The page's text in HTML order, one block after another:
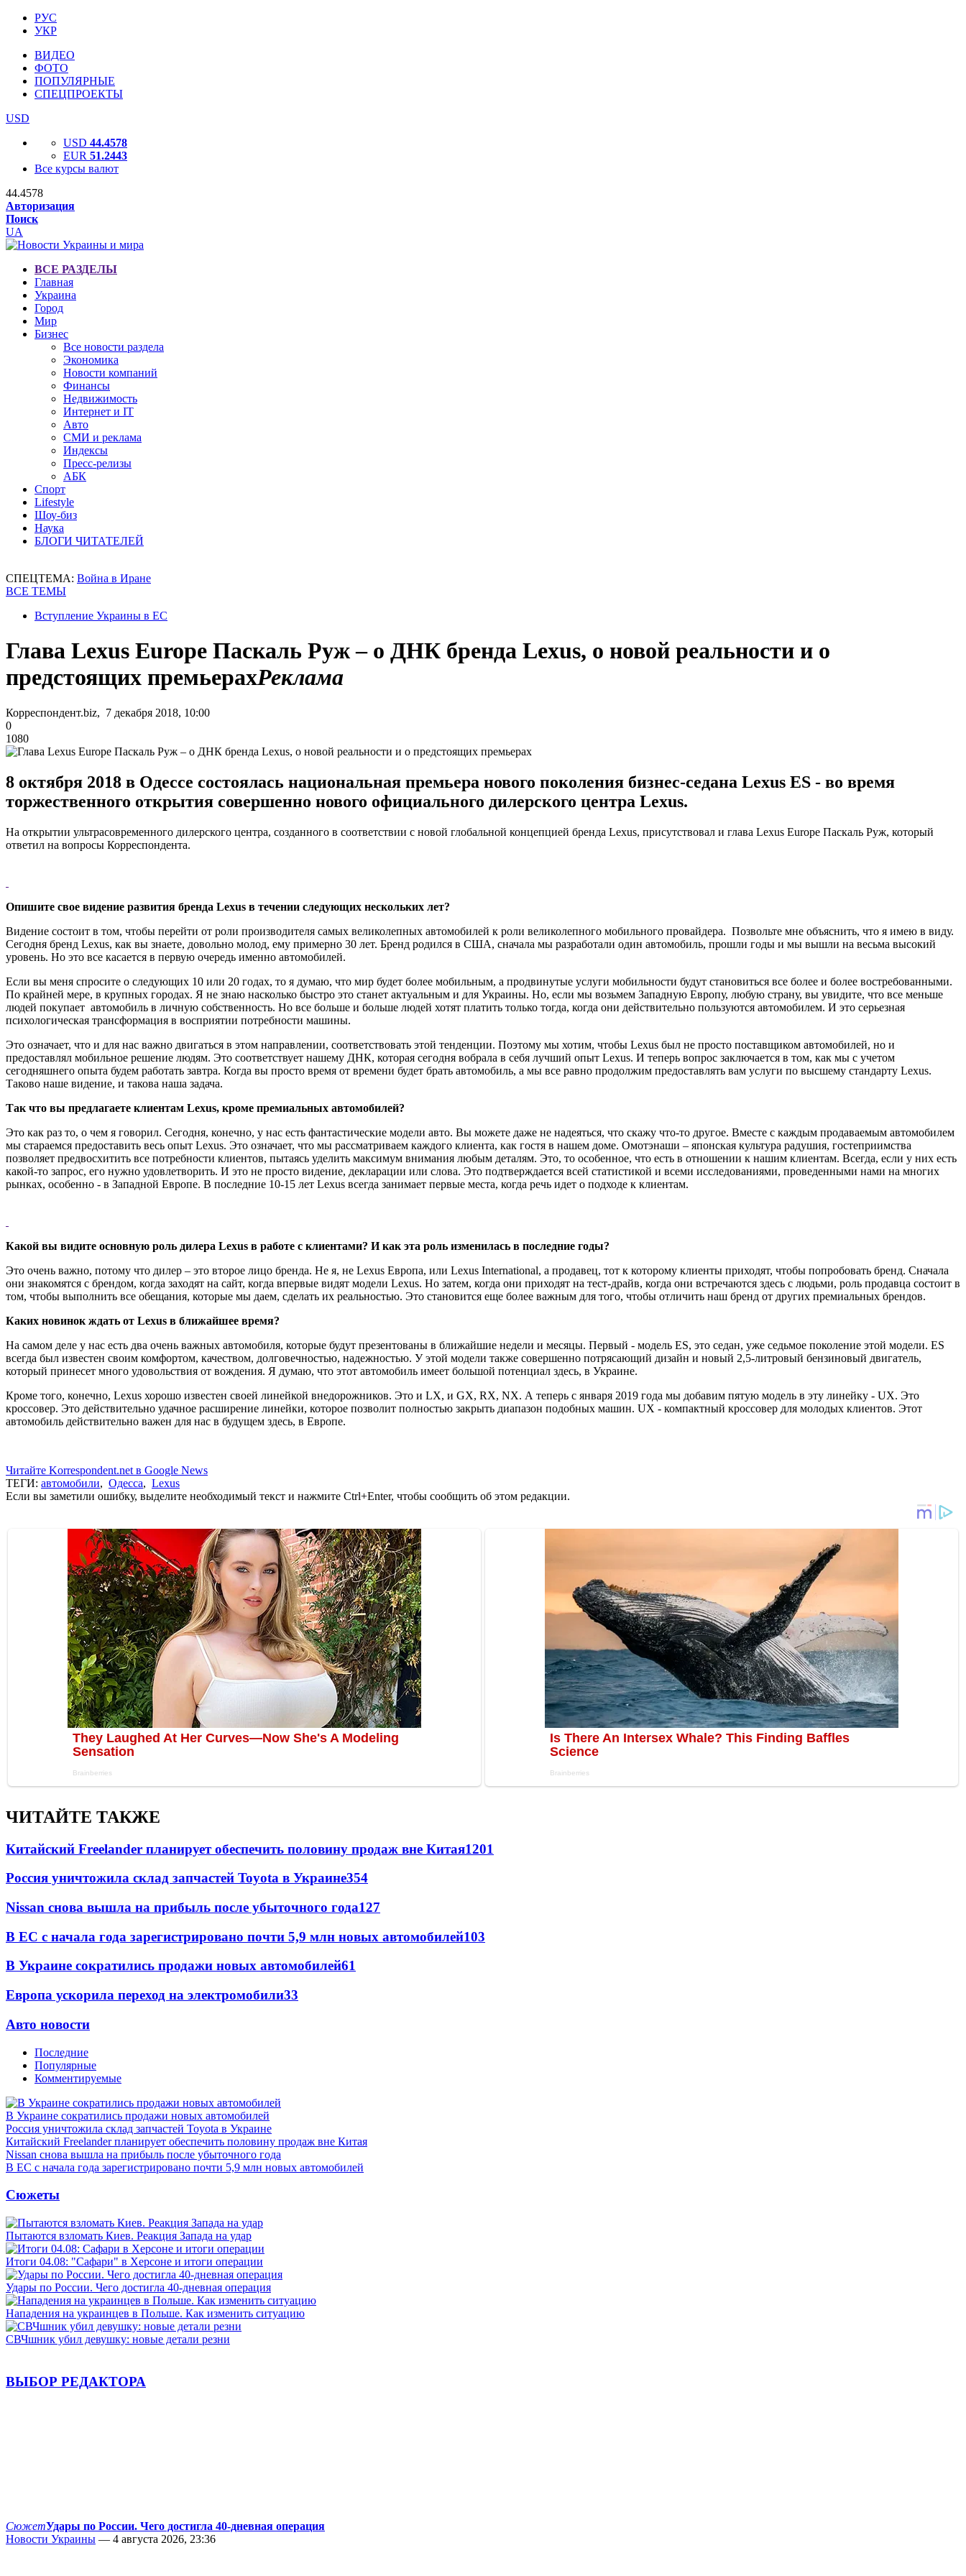
РУС
УКР
ВИДЕО
ФОТО
ПОПУЛЯРНЫЕ
СПЕЦПРОЕКТЫ
USD
USD 44.4578
EUR 51.2443
Все курсы валют
44.4578
Авторизация
Поиск
UA
ВСЕ РАЗДЕЛЫ
Главная
Украина
Город
Мир
Бизнес
Все новости раздела
Экономика
Новости компаний
Финансы
Недвижимость
Интернет и IT
Авто
СМИ и реклама
Индексы
Пресс-релизы
АБК
Спорт
Lifestyle
Шоу-биз
Наука
БЛОГИ ЧИТАТЕЛЕЙ
СПЕЦТЕМА: Война в Иране
ВСЕ ТЕМЫ
Вступление Украины в ЕС
Глава Lexus Europe Паскаль Руж – о ДНК бренда Lexus, о новой реальности и о
предстоящих премьерахРеклама
Корреспондент.biz, 7 декабря 2018, 10:00
0
1080
8 октября 2018 в Одессе состоялась национальная премьера нового поколения бизнес-седана Lexus ES - во время
торжественного открытия совершенно нового официального дилерского центра Lexus.
На открытии ультрасовременного дилерского центра, созданного в соответствии с новой глобальной концепцией бренда Lexus, присутствовал и глава Lexus Europe Паскаль Руж, который
ответил на вопросы Корреспондента.
Опишите свое видение развития бренда Lexus в течении следующих нескольких лет?
Видение состоит в том, чтобы перейти от роли производителя самых великолепных автомобилей к роли великолепного мобильного провайдера. Позвольте мне объяснить, что я имею в виду.
Сегодня бренд Lexus, как вы знаете, довольно молод, ему примерно 30 лет. Бренд родился в США, сначала мы разработали один автомобиль, прошли годы и мы вышли на весьма высокий
уровень. Но это все касается в первую очередь именно автомобилей.
Если вы меня спросите о следующих 10 или 20 годах, то я думаю, что мир будет более мобильным, а продвинутые услуги мобильности будут становиться все более и более востребованными.
По крайней мере, в крупных городах. Я не знаю насколько быстро это станет актуальным и для Украины. Но, если мы возьмем Западную Европу, любую страну, вы увидите, что все меньше
людей покупает автомобиль в личную собственность. Но все больше и больше людей хотят платить только тогда, когда они действительно пользуются автомобилем. И это серьезная
психологическая трансформация в восприятии потребности машины.
Это означает, что и для нас важно двигаться в этом направлении, соответствовать этой тенденции. Поэтому мы хотим, чтобы Lexus был не просто поставщиком автомобилей, но и
предоставлял мобильное решение людям. Это соответствует нашему ДНК, которая сегодня вобрала в себя лучший опыт Lexus. И теперь вопрос заключается в том, как мы с учетом
сегодняшнего опыта будем работать завтра. Когда вы просто время от времени будет брать автомобиль, а мы все равно продолжим предоставлять вам услуги по высшему стандарту Lexus.
Таково наше видение, и такова наша задача.
Так что вы предлагаете клиентам Lexus, кроме премиальных автомобилей?
Это как раз то, о чем я говорил. Сегодня, конечно, у нас есть фантастические модели авто. Вы можете даже не надеяться, что скажу что-то другое. Вместе с каждым продаваемым автомобилем
мы стараемся предоставить весь опыт Lexus. Это означает, что мы рассматриваем каждого клиента, как гостя в нашем доме. Омотэнаши – японская культура радушия, гостеприимства
позволяет предвосхитить все потребности клиентов, пытаясь уделить максимум внимания любым деталям. Это, то особенное, что есть в отношении к нашим клиентам. Всегда, если у них есть
какой-то запрос, его нужно удовлетворить. И это не просто видение, декларации или слова. Это подтверждается всей статистикой и всеми исследованиями, проведенными нами на многих
рынках, особенно - в Западной Европе. В последние 10-15 лет Lexus всегда занимает первые места, когда речь идет о подходе к клиентам.
Какой вы видите основную роль дилера Lexus в работе с клиентами? И как эта роль изменилась в последние годы?
Это очень важно, потому что дилер – это второе лицо бренда. Не я, не Lexus Европа, или Lexus International, а продавец, тот к которому клиенты приходят, чтобы попробовать бренд. Сначала
они знакомятся с брендом, когда заходят на сайт, когда впервые видят модели Lexus. Но затем, когда они приходят на тест-драйв, когда они встречаются здесь с людьми, роль продавца состоит в
том, чтобы выполнить все обещания, которые мы даем, сделать их реальностью. Это становится еще более важным для того, чтобы отличить наш бренд от других премиальных брендов.
Каких новинок ждать от Lexus в ближайшее время?
На самом деле у нас есть два очень важных автомобиля, которые будут презентованы в ближайшие недели и месяцы. Первый - модель ES, это седан, уже седьмое поколение этой модели. ES
всегда был известен своим комфортом, качеством, долговечностью, надежностью. У этой модели также совершенно потрясающий дизайн и новый 2,5-литровый бензиновый двигатель,
который принесет много удовольствия от вождения. Я думаю, что этот автомобиль имеет большой потенциал здесь, в Украине.
Кроме того, конечно, Lexus хорошо известен своей линейкой внедорожников. Это и LX, и GX, RX, NX. А теперь с января 2019 года мы добавим пятую модель в эту линейку - UX. Это
кроссовер. Это действительно удачное расширение линейки, которое позволит полностью закрыть диапазон подобных машин. UX - компактный кроссовер для молодых клиентов. Этот
автомобиль действительно важен для нас в будущем здесь, в Европе.
Читайте Korrespondent.net в Google News
ТЕГИ: автомобили, Одесса, Lexus
Если вы заметили ошибку, выделите необходимый текст и нажмите Ctrl+Enter, чтобы сообщить об этом редакции.
ЧИТАЙТЕ ТАКЖЕ
Китайский Freelander планирует обеспечить половину продаж вне Китая1201
Россия уничтожила склад запчастей Toyota в Украине354
Nissan снова вышла на прибыль после убыточного года127
В ЕС с начала года зарегистрировано почти 5,9 млн новых автомобилей103
В Украине сократились продажи новых автомобилей61
Европа ускорила переход на электромобили33
Авто новости
Последние
Популярные
Комментируемые
В Украине сократились продажи новых автомобилей
Россия уничтожила склад запчастей Toyota в Украине
Китайский Freelander планирует обеспечить половину продаж вне Китая
Nissan снова вышла на прибыль после убыточного года
В ЕС с начала года зарегистрировано почти 5,9 млн новых автомобилей
Сюжеты
Пытаются взломать Киев. Реакция Запада на удар
Итоги 04.08: "Сафари" в Херсоне и итоги операции
Удары по России. Чего достигла 40-дневная операция
Нападения на украинцев в Польше. Как изменить ситуацию
СВЧшник убил девушку: новые детали резни
ВЫБОР РЕДАКТОРА
СюжетУдары по России. Чего достигла 40-дневная операция
Новости Украины — 4 августа 2026, 23:36